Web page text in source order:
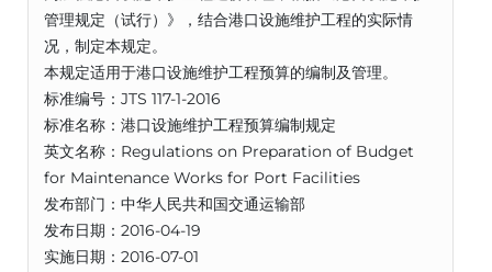
管理规定（试行）》，结合港口设施维护工程的实际情
况，制定本规定。
本规定适用于港口设施维护工程预算的编制及管理。
标准编号：JTS 117-1-2016
标准名称：港口设施维护工程预算编制规定
英文名称：Regulations on Preparation of Budget
for Maintenance Works for Port Facilities
发布部门：中华人民共和国交通运输部
发布日期：2016-04-19
实施日期：2016-07-01